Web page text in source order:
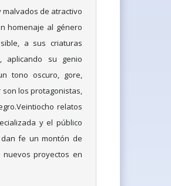
malvados de atractivo
homenaje al género
a sus criaturas
aplicando su genio
tono oscuro, gore,
los protagonistas,
relatos
y el público
fe un montón de
nuevos proyectos en